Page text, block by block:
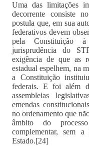
Uma das limitações
decorrente consiste
postula que, em sua
federativos devem
pela Constituição
jurisprudência do
exigência de que as
estadual espelhem, na
a Constituição
federais. E foi além
assembleias
emendas
no ordenamento que
âmbito do
complementar, sem
Estado.[24]